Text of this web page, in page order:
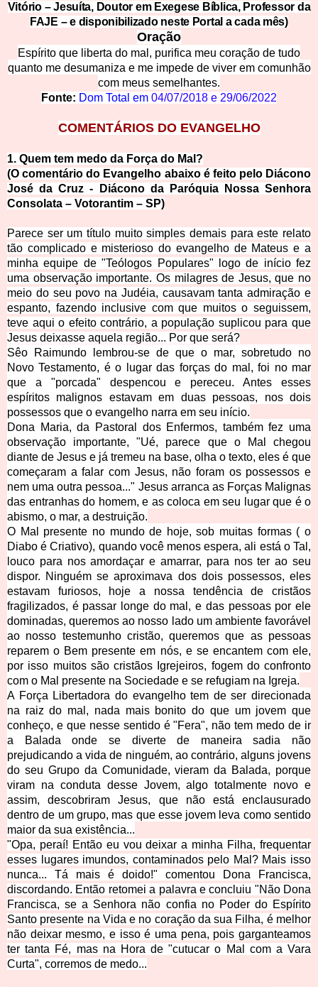
Vitório – Jesuíta, Doutor em Exegese Bíblica, Professor da
FAJE – e disponibilizado neste Portal a cada mês)
Oração
Espírito que liberta do mal, purifica meu coração de tudo
quanto me desumaniza e me impede de viver em comunhão
com meus semelhantes.
Fonte: Dom Total em 04/07/2018 e 29/06/2022
COMENTÁRIOS DO EVANGELHO
1. Quem tem medo da Força do Mal?
(O comentário do Evangelho abaixo é feito pelo Diácono
José da Cruz - Diácono da Paróquia Nossa Senhora
Consolata – Votorantim – SP)
Parece ser um título muito simples demais para este relato
tão complicado e misterioso do evangelho de Mateus e a
minha equipe de "Teólogos Populares" logo de início fez
uma observação importante. Os milagres de Jesus, que no
meio do seu povo na Judéia, causavam tanta admiração e
espanto, fazendo inclusive com que muitos o seguissem,
teve aqui o efeito contrário, a população suplicou para que
Jesus deixasse aquela região... Por que será?
Sêo Raimundo lembrou-se de que o mar, sobretudo no
Novo Testamento, é o lugar das forças do mal, foi no mar
que a "porcada" despencou e pereceu. Antes esses
espíritos malignos estavam em duas pessoas, nos dois
possessos que o evangelho narra em seu início.
Dona Maria, da Pastoral dos Enfermos, também fez uma
observação importante, "Ué, parece que o Mal chegou
diante de Jesus e já tremeu na base, olha o texto, eles é que
começaram a falar com Jesus, não foram os possessos e
nem uma outra pessoa..." Jesus arranca as Forças Malignas
das entranhas do homem, e as coloca em seu lugar que é o
abismo, o mar, a destruição.
O Mal presente no mundo de hoje, sob muitas formas ( o
Diabo é Criativo), quando você menos espera, ali está o Tal,
louco para nos amordaçar e amarrar, para nos ter ao seu
dispor. Ninguém se aproximava dos dois possessos, eles
estavam furiosos, hoje a nossa tendência de cristãos
fragilizados, é passar longe do mal, e das pessoas por ele
dominadas, queremos ao nosso lado um ambiente favorável
ao nosso testemunho cristão, queremos que as pessoas
reparem o Bem presente em nós, e se encantem com ele,
por isso muitos são cristãos Igrejeiros, fogem do confronto
com o Mal presente na Sociedade e se refugiam na Igreja.
A Força Libertadora do evangelho tem de ser direcionada
na raiz do mal, nada mais bonito do que um jovem que
conheço, e que nesse sentido é "Fera", não tem medo de ir
a Balada onde se diverte de maneira sadia não
prejudicando a vida de ninguém, ao contrário, alguns jovens
do seu Grupo da Comunidade, vieram da Balada, porque
viram na conduta desse Jovem, algo totalmente novo e
assim, descobriram Jesus, que não está enclausurado
dentro de um grupo, mas que esse jovem leva como sentido
maior da sua existência...
"Opa, peraí! Então eu vou deixar a minha Filha, frequentar
esses lugares imundos, contaminados pelo Mal? Mais isso
nunca... Tá mais é doido!" comentou Dona Francisca,
discordando. Então retomei a palavra e concluiu "Não Dona
Francisca, se a Senhora não confia no Poder do Espírito
Santo presente na Vida e no coração da sua Filha, é melhor
não deixar mesmo, e isso é uma pena, pois garganteamos
ter tanta Fé, mas na Hora de "cutucar o Mal com a Vara
Curta", corremos de medo...